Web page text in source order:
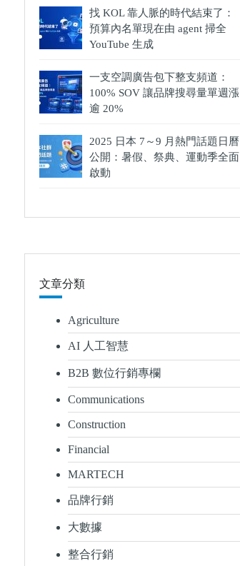
找 KOL 靠人脈的時代結束了：
預算內名單現在由 agent 掃全
YouTube 生成
一支空調廣告包下整支頻道：
100% SOV 讓品牌搜尋量單週漲
逾 20%
2025 日本 7～9 月熱門話題日曆
公開：暑假、祭典、運動季全面
啟動
文章分類
Agriculture
AI 人工智慧
B2B 數位行銷專欄
Communications
Construction
Financial
MARTECH
品牌行銷
大數據
整合行銷